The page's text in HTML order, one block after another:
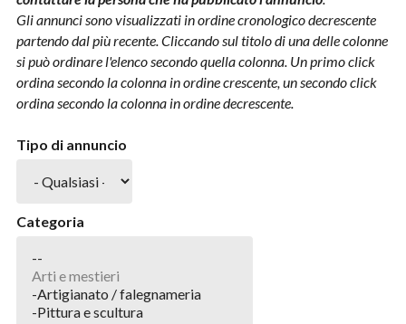
Gli annunci sono visualizzati in ordine cronologico decrescente
partendo dal più recente. Cliccando sul titolo di una delle colonne
si può ordinare l'elenco secondo quella colonna. Un primo click
ordina secondo la colonna in ordine crescente, un secondo click
ordina secondo la colonna in ordine decrescente.
Tipo di annuncio
Categoria